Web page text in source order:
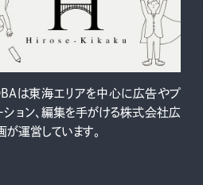
は東海エリアを中心に広告やプ
ション、編集を手がける株式会社広
が運営しています。